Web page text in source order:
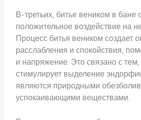
В-третьих, битье веником в бане
положительное воздействие на
Процесс битья веником создает
расслабления и спокойствия,
и напряжение. Это связано с тем,
стимулирует выделение
являются природными
успокаивающими веществами.